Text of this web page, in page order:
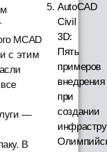
MCAD
с этим
—
В
AutoCAD
Civil
3D:
Пять
примеров
внедрения
при
создании